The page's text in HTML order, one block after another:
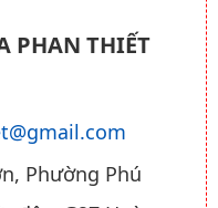
PHAN THIẾT
Phường Phú